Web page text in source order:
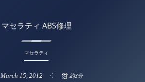
マセラティ ABS修理
マセラティ
March 15, 2012 約3分